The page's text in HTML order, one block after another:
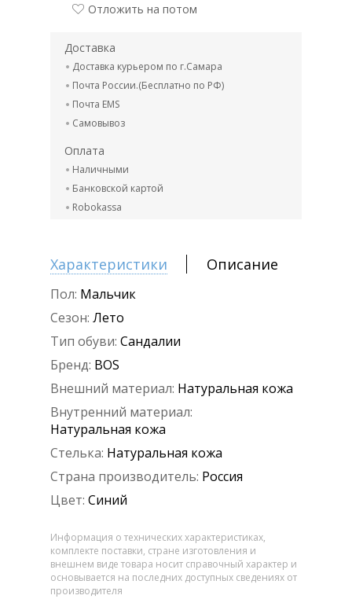
Отложить на потом
Доставка
Доставка курьером по г.Самара
Почта России.(Бесплатно по РФ)
Почта EMS
Самовывоз
Оплата
Наличными
Банковской картой
Robokassa
Характеристики Описание
Пол: Мальчик
Сезон: Лето
Тип обуви: Сандалии
Бренд: BOS
Внешний материал: Натуральная кожа
Внутренний материал:
Натуральная кожа
Стелька: Натуральная кожа
Страна производитель: Россия
Цвет: Синий
Информация о технических характеристиках,
комплекте поставки, стране изготовления и
внешнем виде товара носит справочный характер и
основывается на последних доступных сведениях от
производителя